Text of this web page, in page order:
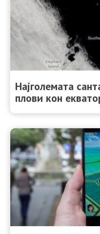
Најголемата
плови кон